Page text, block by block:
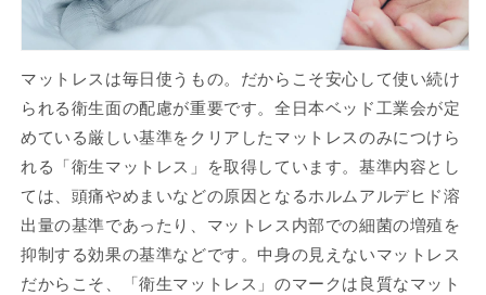
マットレスは毎日使うもの。だからこそ安心して使い続け
られる衛生面の配慮が重要です。全日本ベッド工業会が定
めている厳しい基準をクリアしたマットレスのみにつけら
れる「衛生マットレス」を取得しています。基準内容とし
ては、頭痛やめまいなどの原因となるホルムアルデヒド溶
出量の基準であったり、マットレス内部での細菌の増殖を
抑制する効果の基準などです。中身の見えないマットレス
だからこそ、「衛生マットレス」のマークは良質なマット